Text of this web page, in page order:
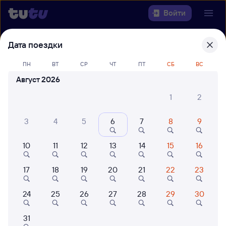
Войти
Выберите день, чтобы найти
билеты Окуловка — Петрозаводск-
Пасс
42 млн путешествуют с
Когда
Кто едет
Дата поездки
ПН ВТ СР ЧТ ПТ СБ ВС
Август 2026
1
2
3 4 5 6 7 8 9
10 11 12 13 14 15 16
17 18 19 20 21 22 23
24 25 26 27 28 29 30
31